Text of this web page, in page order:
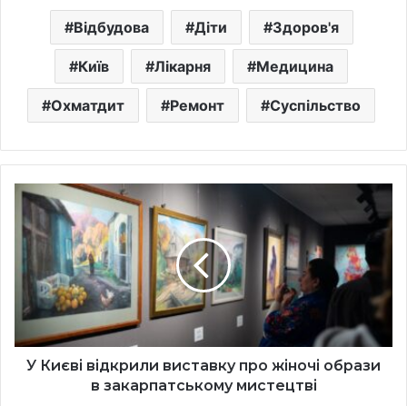
Відбудова Діти Здоров'я
Київ Лікарня Медицина
Охматдит Ремонт Суспільство
Києві
відкрили
виставку
про
жіночі
образи
закарпатському
мистецтві
У Києві відкрили виставку про жіночі образи
в закарпатському мистецтві